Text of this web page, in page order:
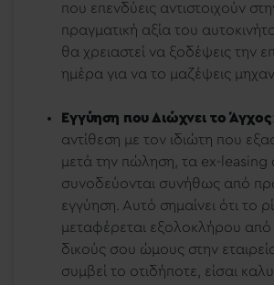
που επενδύεις αντιστοιχούν
πραγματική αξία του
θα χρειαστεί να ξοδέψεις την
ημέρα για να το μαζέψεις
Εγγύηση που Διώχνει το Άγχος
αντίθεση με τον ιδιώτη που
μετά την πώληση, τα ex-leasing
συνοδεύονται συνήθως από
εγγύηση. Αυτό σημαίνει ότι το
μεταφέρεται εξολοκλήρου από
δικούς σου ώμους στην
συμβεί το οτιδήποτε, είσαι